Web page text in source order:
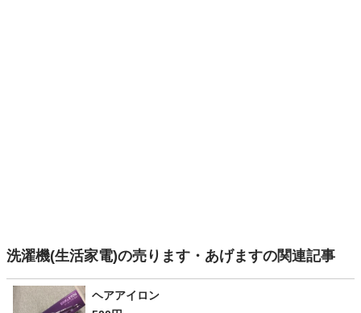
洗濯機(生活家電)の売ります・あげますの関連記事
ヘアアイロン